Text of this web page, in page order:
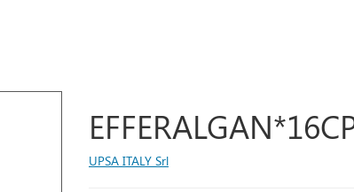
UPSA ITALY Srl